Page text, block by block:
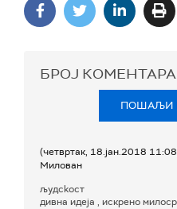
БРОЈ КОМЕНТАРА
ПОШАЉИ
(четвртак, 18.јан.2018
Милован
људсkост
дивна идеја , искрено